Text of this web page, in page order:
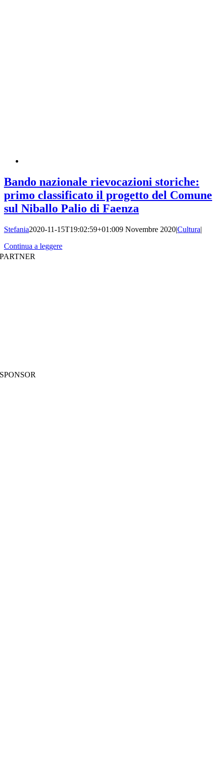
Bando nazionale rievocazioni storiche:
primo classificato il progetto del Comune
sul Niballo Palio di Faenza
Stefania2020-11-15T19:02:59+01:009 Novembre 2020|Cultura|
Continua a leggere
PARTNER
SPONSOR